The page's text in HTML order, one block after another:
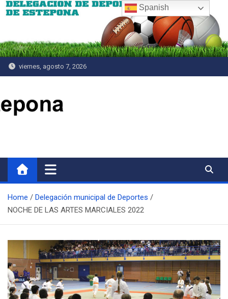
Saltar
viernes, agosto 7, 2026
Home
Delegación municipal de Deportes
NOCHE DE LAS ARTES MARCIALES 2022
Spanish